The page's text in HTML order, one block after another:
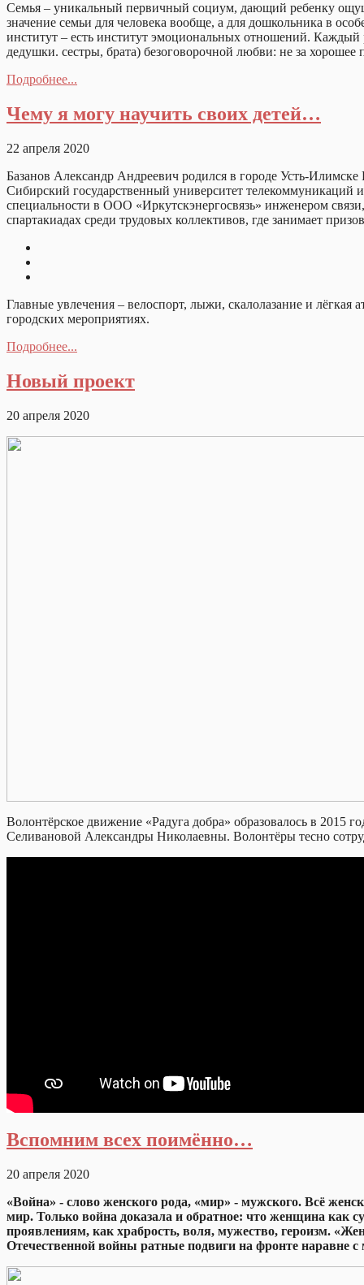
Семья – уникальный первичный социум, дающий ребенку
значение семьи для человека вообще, а для дошкольника в
институт – есть институт эмоциональных отношений.
дедушки. сестры, брата) безоговорочной любви: не за хорошее
Подробнее...
Чему я могу научить своих детей…
22 апреля 2020
Базанов Александр Андреевич родился в городе Усть-
Сибирский государственный университет
специальности в ООО «Иркутскэнергосвязь» инженером
спартакиадах среди трудовых коллективов, где занимает
Главные увлечения – велоспорт, лыжи, скалолазание и
городских мероприятиях.
Подробнее...
Новый проект
20 апреля 2020
Волонтёрское движение «Радуга добра» образовалось в 2015
Селивановой Александры Николаевны. Волонтёры тесно
Вспомним всех поимённо…
20 апреля 2020
«Война» - слово женского рода, «мир» - мужского. Всё
мир. Только война доказала и обратное: что женщина как
проявлениям, как храбрость, воля, мужество, героизм.
Отечественной войны ратные подвиги на фронте